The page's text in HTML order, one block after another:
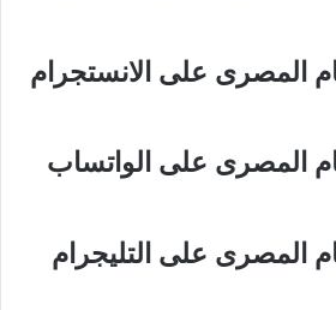
المصرى على الانستجرام
المصرى على الواتساب
المصرى على التليجرام